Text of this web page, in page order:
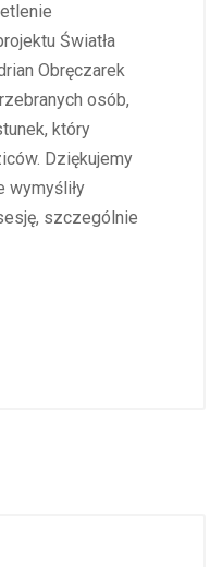
Światła
Obręczarek
osób,
który
Dziękujemy
wymyśliły
szczególnie